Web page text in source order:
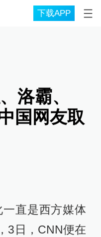
下载APP
洛霸、
国网友取
直是西方媒体
3日，CNN便在